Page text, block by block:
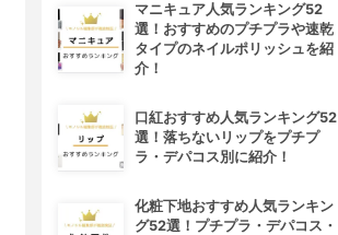
マニキュア人気ランキング52
選！おすすめのプチプラや速乾
タイプのネイルポリッシュを紹
介！
口紅おすすめ人気ランキング52
選！落ちないリップをプチプ
ラ・デパコス別に紹介！
化粧下地おすすめ人気ランキン
グ52選！プチプラ・デパコス・